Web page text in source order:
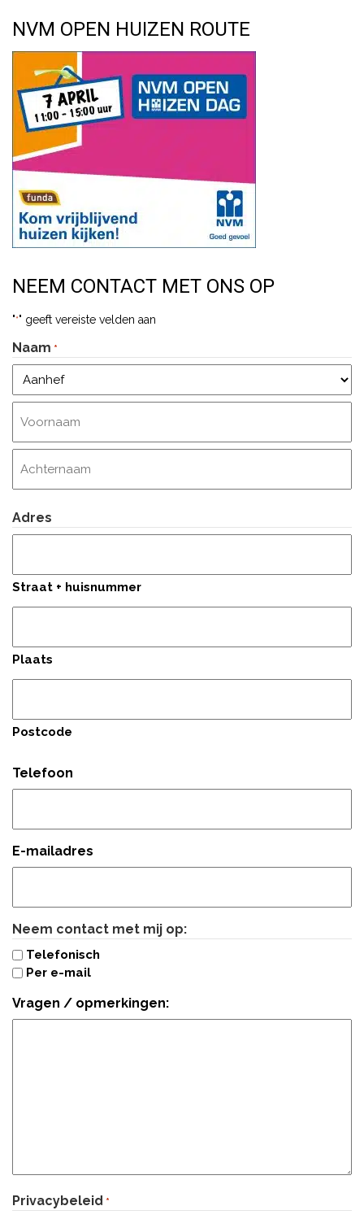
NVM OPEN HUIZEN ROUTE
NEEM CONTACT MET ONS OP
"*" geeft vereiste velden aan
Naam *
Aanhef
Voornaam
Adres
Straat + huisnummer
Plaats
Postcode
Telefoon
E-mailadres
Neem contact met mij op:
Telefonisch
Per e-mail
Vragen / opmerkingen:
Privacybeleid *